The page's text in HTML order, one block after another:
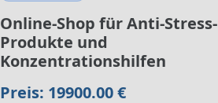
Online-Shop für Anti-Stress-
Produkte und
Konzentrationshilfen
Preis: 19900.00 €